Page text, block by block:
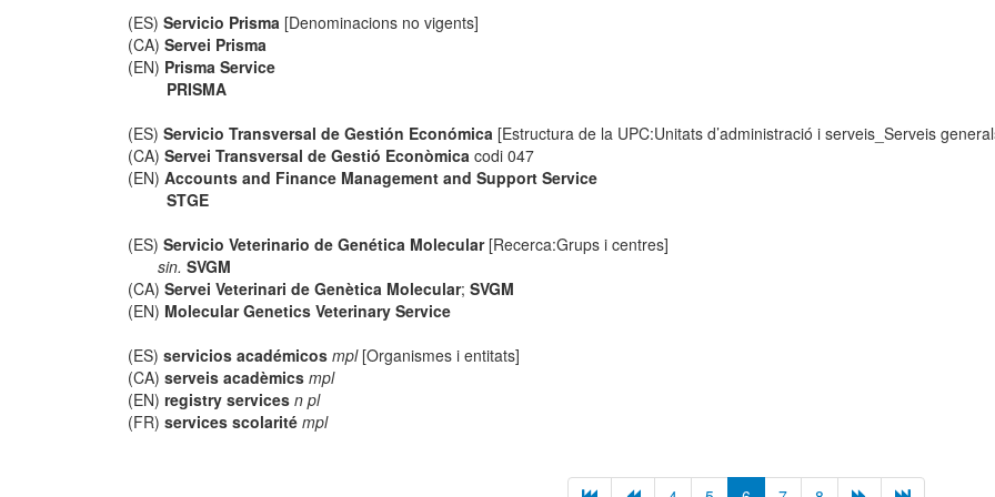
(ES)Servicio Prisma [Denominacions no vigents]
(CA)Servei Prisma
(EN) Prisma Service
PRISMA
(ES)Servicio Transversal de Gestión Económica [Estructura de la UPC:Unitats d’administració i serveis_Serveis
(CA)Servei Transversal de Gestió Econòmica codi 047
(EN)Accounts and Finance Management and Support Service
STGE
(ES)Servicio Veterinario de Genética Molecular[Recerca:Grups i centres]
sin. SVGM
(CA)Servei Veterinari de Genètica Molecular;SVGM
(EN) Molecular Genetics Veterinary Service
(ES)servicios académicos mpl[Organismes i entitats]
(CA)serveis acadèmics mpl
(EN)registry services n pl
(FR)services scolarité mpl